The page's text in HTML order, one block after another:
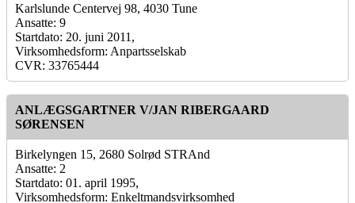
Karlslunde Centervej 98, 4030 Tune
Ansatte: 9
Startdato: 20. juni 2011,
Virksomhedsform: Anpartsselskab
CVR: 33765444
ANLÆGSGARTNER V/JAN RIBERGAARD
SØRENSEN
Birkelyngen 15, 2680 Solrød STRAnd
Ansatte: 2
Startdato: 01. april 1995,
Virksomhedsform: Enkeltmandsvirksomhed